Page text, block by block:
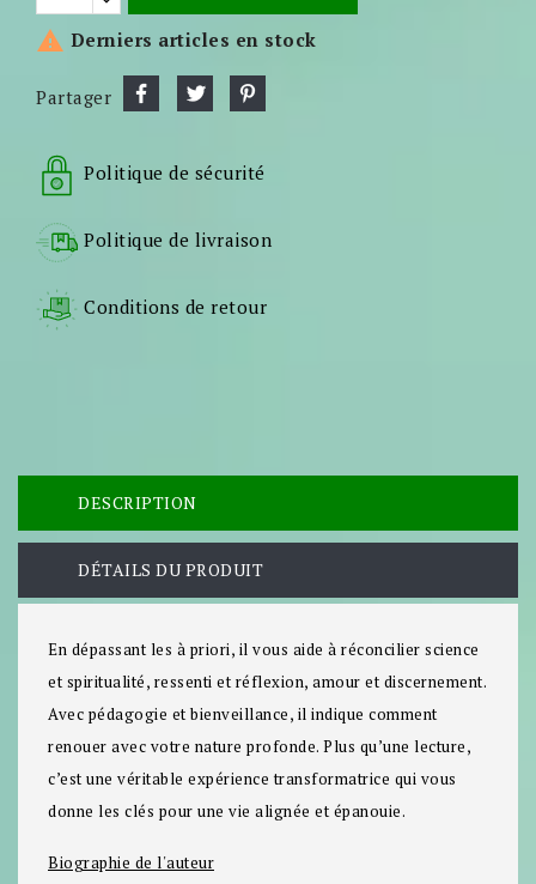
 Derniers articles en stock
Partager
Politique de sécurité
Politique de livraison
Conditions de retour
DESCRIPTION
DÉTAILS DU PRODUIT
En dépassant les à priori, il vous aide à réconcilier science
et spiritualité, ressenti et réflexion, amour et discernement.
Avec pédagogie et bienveillance, il indique comment
renouer avec votre nature profonde. Plus qu’une lecture,
c’est une véritable expérience transformatrice qui vous
donne les clés pour une vie alignée et épanouie.
Biographie de l'auteur